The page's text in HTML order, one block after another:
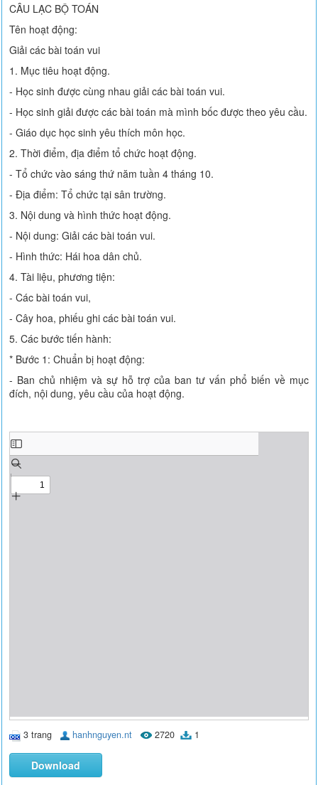
CÂU LẠC BỘ TOÁN
Tên hoạt động:
Giải các bài toán vui
1. Mục tiêu hoạt động.
- Học sinh được cùng nhau giải các bài toán vui.
- Học sinh giải được các bài toán mà mình bốc được theo yêu cầu.
- Giáo dục học sinh yêu thích môn học.
2. Thời điểm, địa điểm tổ chức hoạt động.
- Tổ chức vào sáng thứ năm tuần 4 tháng 10.
- Địa điểm: Tổ chức tại sân trường.
3. Nội dung và hình thức hoạt động.
- Nội dung: Giải các bài toán vui.
- Hình thức: Hái hoa dân chủ.
4. Tài liệu, phương tiện:
- Các bài toán vui,
- Cây hoa, phiếu ghi các bài toán vui.
5. Các bước tiến hành:
* Bước 1: Chuẩn bị hoạt động:
- Ban chủ nhiệm và sự hỗ trợ của ban tư vấn phổ biến về mục
đích, nội dung, yêu cầu của hoạt động.
3 trang hanhnguyen.nt 2720 1
Download